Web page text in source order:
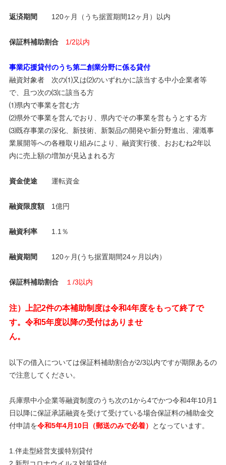
返済期間 120ヶ月（うち据置期間12ヶ月）以内
保証料補助割合 1/2以内
事業応援貸付のうち第二創業分野に係る貸付
融資対象者 次の⑴又は⑵のいずれかに該当する中小企業者等
で、且つ次の⑶に該当る方
⑴県内で事業を営む方
⑵県外で事業を営んでおり、県内でその事業を営もうとする方
⑶既存事業の深化、新技術、新製品の開発や新分野進出、灌漑事
業展開等への各種取り組みにより、融資実行後、おおむね2年以
内に売上額の増加が見込まれる方
資金使途 運転資金
融資限度額 1億円
融資利率 1.1％
融資期間 120ヶ月(うち据置期間24ヶ月以内）
保証料補助割合 １/3以内
注）上記2件の本補助制度は令和4年度をもって終了で
す。令和5年度以降の受付はありませ
ん。
以下の借入については保証料補助割合が2/3以内ですが期限あるの
で注意してください。
兵庫県中小企業等融資制度のうち次の1から4でかつ令和4年10月1
日以降に保証承諾融資を受けて受けている場合保証料の補助金交
付申請を令和5年4月10日（郵送のみで必着） となっています。
1.伴走型経営支援特別貸付